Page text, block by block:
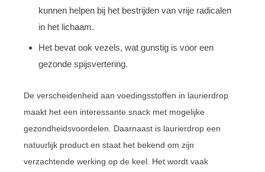
kunnen helpen bij het bestrijden van vrije radicalen
in het lichaam.
Het bevat ook vezels, wat gunstig is voor een
gezonde spijsvertering.
De verscheidenheid aan voedingsstoffen in laurierdrop
maakt het een interessante snack met mogelijke
gezondheidsvoordelen. Daarnaast is laurierdrop een
natuurlijk product en staat het bekend om zijn
verzachtende werking op de keel. Het wordt vaak